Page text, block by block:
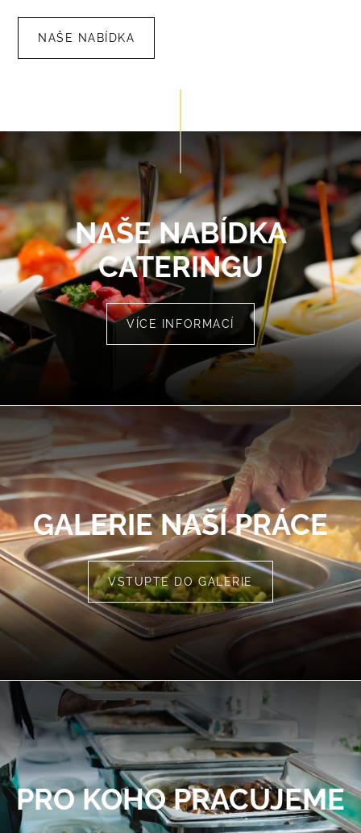
NAŠE NABÍDKA
NAŠE NABÍDKA
CATERINGU
VÍCE INFORMACÍ
GALERIE NAŠÍ PRÁCE
VSTUPTE DO GALERIE
PRO KOHO PRACUJEME